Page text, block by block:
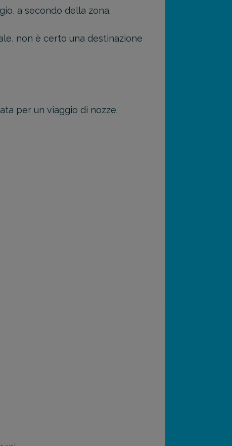
a secondo della zona.
non è certo una destinazione
per un viaggio di nozze.